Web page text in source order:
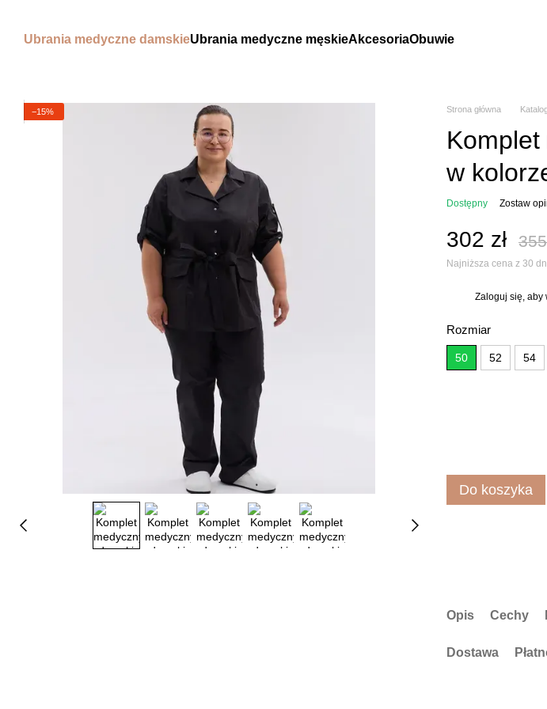
Ubrania medyczne damskieUbrania medyczne męskieAkcesoriaObuwie
−15% Strona główna
w
Dostępny Zostaw
302 zł
Najniższa cena z 30
Zaloguj się ,
Rozmiar
50 52 54
Do koszyka
Opis Cechy
Dostawa